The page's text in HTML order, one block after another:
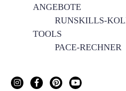
ANGEBOTE
RUNSKILLS-
TOOLS
PACE-RECHNER